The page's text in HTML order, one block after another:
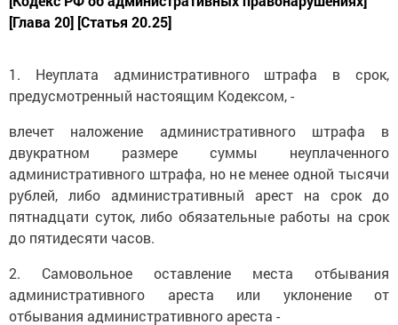
[Глава 20] [Статья 20.25]
1. Неуплата административного штрафа в срок,
предусмотренный настоящим Кодексом, -
влечет наложение административного штрафа в
двукратном размере суммы неуплаченного
административного штрафа, но не менее одной тысячи
рублей, либо административный арест на срок до
пятнадцати суток, либо обязательные работы на срок
до пятидесяти часов.
2. Самовольное оставление места отбывания
административного ареста или уклонение от
отбывания административного ареста -